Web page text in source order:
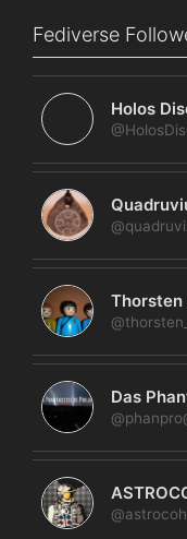
Fediverse
Holos
Thorsten
Das